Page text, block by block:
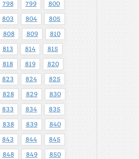
798 799 800
803 804 805
808 809 810
813 814 815
818 819 820
823 824 825
828 829 830
833 834 835
838 839 840
843 844 845
848 849 850